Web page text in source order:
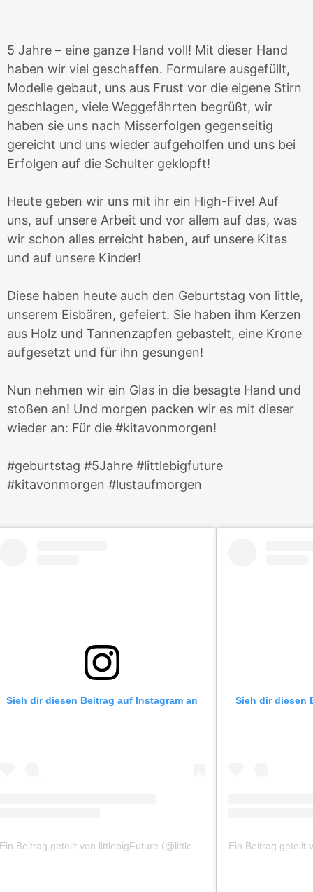
5 Jahre – eine ganze Hand voll! Mit dieser Hand
haben wir viel geschaffen. Formulare ausgefüllt,
Modelle gebaut, uns aus Frust vor die eigene Stirn
geschlagen, viele Weggefährten begrüßt, wir
haben sie uns nach Misserfolgen gegenseitig
gereicht und uns wieder aufgeholfen und uns bei
Erfolgen auf die Schulter geklopft!
Heute geben wir uns mit ihr ein High-Five! Auf
uns, auf unsere Arbeit und vor allem auf das, was
wir schon alles erreicht haben, auf unsere Kitas
und auf unsere Kinder!
Diese haben heute auch den Geburtstag von little,
unserem Eisbären, gefeiert. Sie haben ihm Kerzen
aus Holz und Tannenzapfen gebastelt, eine Krone
aufgesetzt und für ihn gesungen!
Nun nehmen wir ein Glas in die besagte Hand und
stoßen an! Und morgen packen wir es mit dieser
wieder an: Für die #kitavonmorgen!
#geburtstag #5Jahre #littlebigfuture
#kitavonmorgen #lustaufmorgen
Sieh dir diesen Beitrag auf Instagram an Sieh dir diesen